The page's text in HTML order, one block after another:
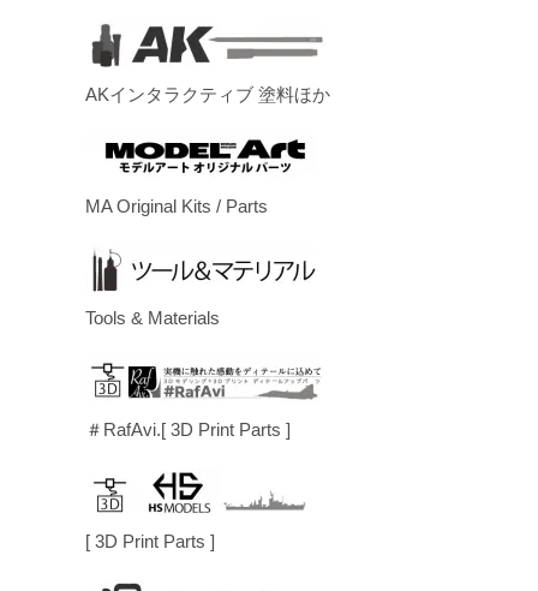
AKインタラクティブ 塗料ほか
MA Original Kits / Parts
Tools & Materials
＃RafAvi.[ 3D Print Parts ]
[ 3D Print Parts ]